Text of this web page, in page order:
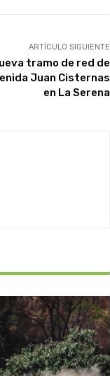
ARTÍCULO SIGUIENTE
tramo de red de
Juan Cisternas
en La Serena